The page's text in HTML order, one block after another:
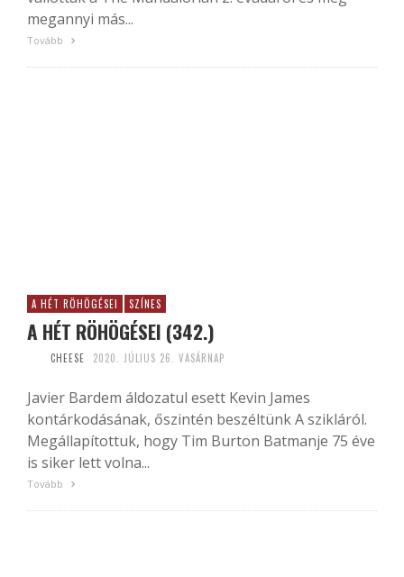
megannyi más...
Tovább
A HÉT RÖHÖGÉSEI SZÍNES
A HÉT RÖHÖGÉSEI (342.)
CHEESE 2020. JÚLIUS 26. VASÁRNAP
Javier Bardem áldozatul esett Kevin James
kontárkodásának, őszintén beszéltünk A szikláról.
Megállapítottuk, hogy Tim Burton Batmanje 75 éve
is siker lett volna...
Tovább